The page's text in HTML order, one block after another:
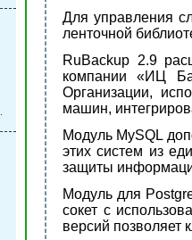
Для управления
ленточной
RuBackup 2.9
компании «ИЦ
Организации,
машин,
Модуль MySQL
этих систем из
защиты
Модуль для
сокет с
версий позволяет